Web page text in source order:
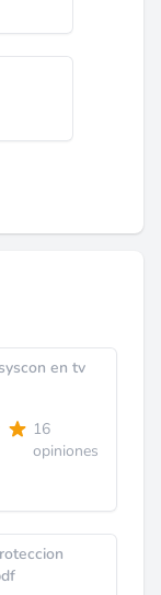
en tv
16
opiniones